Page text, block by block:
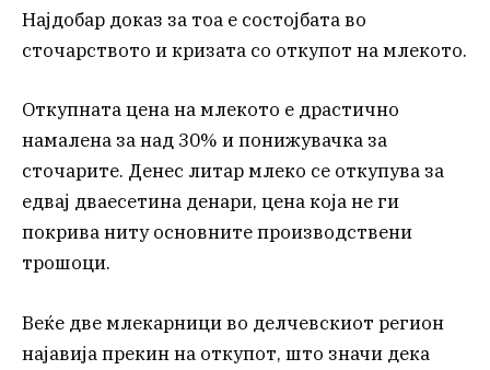
Најдобар доказ за тоа е состојбата во
сточарството и кризата со откупот на млекото.
Откупната цена на млекото е драстично
намалена за над 30% и понижувачка за
сточарите. Денес литар млеко се откупува за
едвај дваесетина денари, цена која не ги
покрива ниту основните производствени
трошоци.
Веќе две млекарници во делчевскиот регион
најавија прекин на откупот, што значи дека